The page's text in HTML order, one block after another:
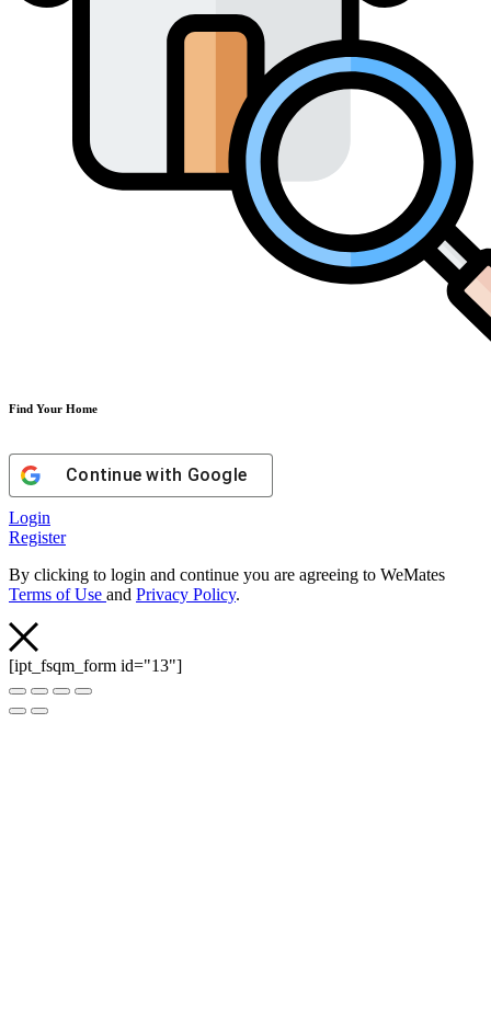
Find Your Home
Continue with Google
Login
Register
By clicking to login and continue you are agreeing to WeMates
Terms of Use and Privacy Policy.
[ipt_fsqm_form id="13"]